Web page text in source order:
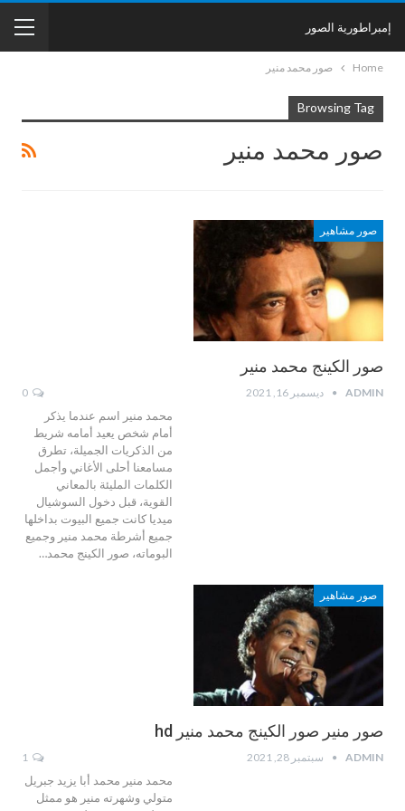
إمبراطورية الصور
Home صور محمد منير
Browsing Tag
صور محمد منير
صور مشاهير
صور الكينج محمد منير
ADMIN ديسمبر 16, 2021
محمد منير اسم عندما يذكر
أمام شخص يعيد أمامه شريط
من الذكريات الجميلة، تطرق
مسامعنا أحلى الأغاني وأجمل
الكلمات المليئة بالمعاني
القوية، قبل دخول السوشيال
ميديا كانت جميع البيوت بداخلها
جميع أشرطة محمد منير وجميع
البوماته، صور الكينج محمد…
صور مشاهير
صور منير صور الكينج محمد منير hd
ADMIN سبتمبر 28, 2021
محمد منير محمد أبا يزيد جبريل
متولي وشهرته منير هو ممثل